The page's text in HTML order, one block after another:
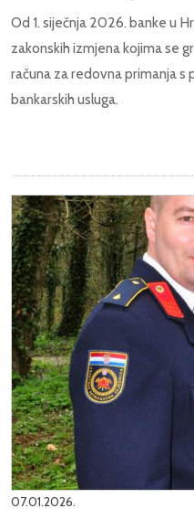
Od 1. siječnja 2026. banke u
zakonskih izmjena kojima se
računa za redovna primanja
bankarskih usluga.
07.01.2026.